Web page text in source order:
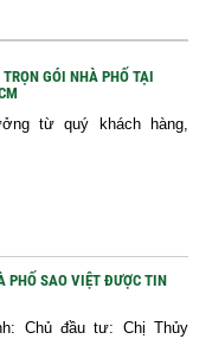
GÓI NHÀ PHỐ TẠI
từ quý khách hàng,
PHỐ SAO VIỆT ĐƯỢC TIN
Chủ đầu tư: Chị Thủy